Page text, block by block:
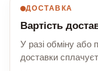
ДОСТАВКА
Вартість
У разі обміну або
доставки